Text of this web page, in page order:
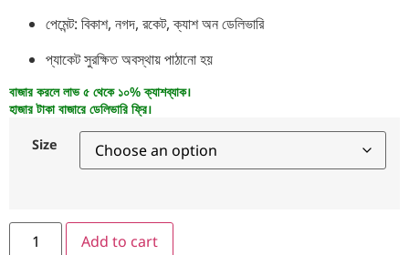
পেমেন্ট: বিকাশ, নগদ, রকেট, ক্যাশ অন ডেলিভারি
প্যাকেট সুরক্ষিত অবস্থায় পাঠানো হয়
বাজার করলে লাভ ৫ থেকে ১০% ক্যাশব্যাক।
হাজার টাকা বাজারে ডেলিভারি ফ্রি।
Size
Add to cart